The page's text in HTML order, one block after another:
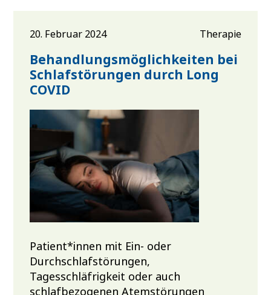
20. Februar 2024 Therapie
Behandlungsmöglichkeiten bei
Schlafstörungen durch Long
COVID
Patient*innen mit Ein- oder
Durchschlafstörungen,
Tagesschläfrigkeit oder auch
schlafbezogenen Atemstörungen